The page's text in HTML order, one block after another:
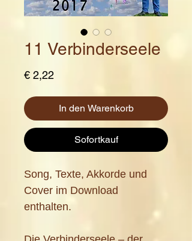
11 Verbinderseele
€ 2,22
In den Warenkorb
Sofortkauf
Song, Texte, Akkorde und
Cover im Download
enthalten.